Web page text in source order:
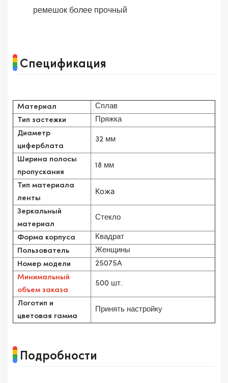
ремешок более прочный
Спецификация
Материал Сплав
Тип застежки Пряжка
Диаметр
циферблата
32 мм
Ширина полосы
пропускания
18 мм
Тип материала
ленты
Кожа
Зеркальный
материал
Стекло
Форма корпуса Квадрат
Пользователь Женщины
Номер модели 25075A
Минимальный
объем заказа
500 шт.
Логотип и
цветовая гамма
Принять настройку
Подробности